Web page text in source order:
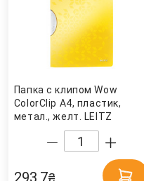
Папка с клипом Wow
ColorClip А4, пластик,
метал., желт. LEITZ
293.7₴